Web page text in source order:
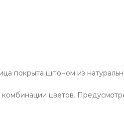
покрыта шпоном из
цветов.